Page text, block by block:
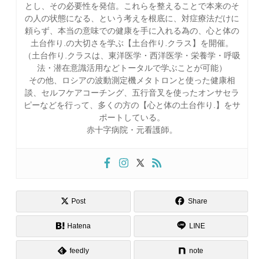
とし、その必要性を発信。これらを整えることで本来のそ
の人の状態になる、という考えを根底に、対症療法だけに
頼らず、本当の意味での健康を手に入れる為の、心と体の
土台作り.の大切さを学ぶ【土台作り.クラス】を開催。
（土台作り.クラスは、東洋医学・西洋医学・栄養学・呼吸
法・潜在意識活用などトータルで学ぶことが可能）
その他、ロシアの波動測定機メタトロンと使った健康相
談、セルフケアコーチング、五行音叉を使ったオンサセラ
ピーなどを行って、多くの方の【心と体の土台作り.】をサ
ポートしている。
赤十字病院・元看護師。
Post Share
Hatena LINE
feedly note